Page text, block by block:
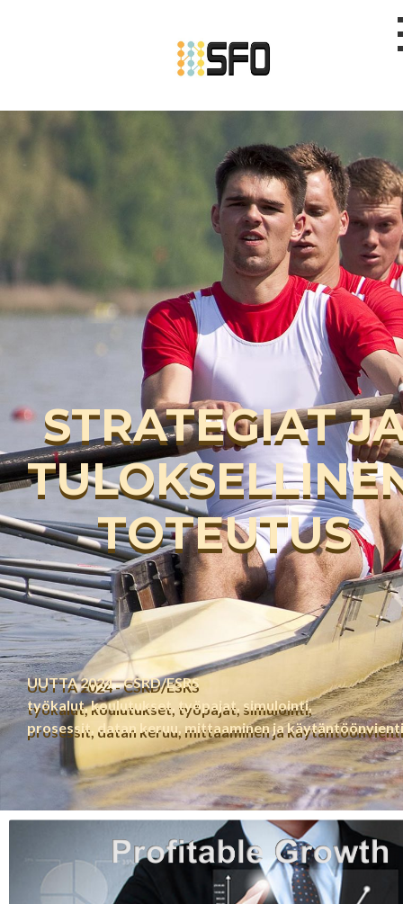
STRATEGIAT
TOTEUTUS
UUTTA 2024 -CSRD/ESRS
työkalut, koulutukset, työpajat, simulointi,
prosessit, datan keruu, mittaaminenja käytäntöönvienti